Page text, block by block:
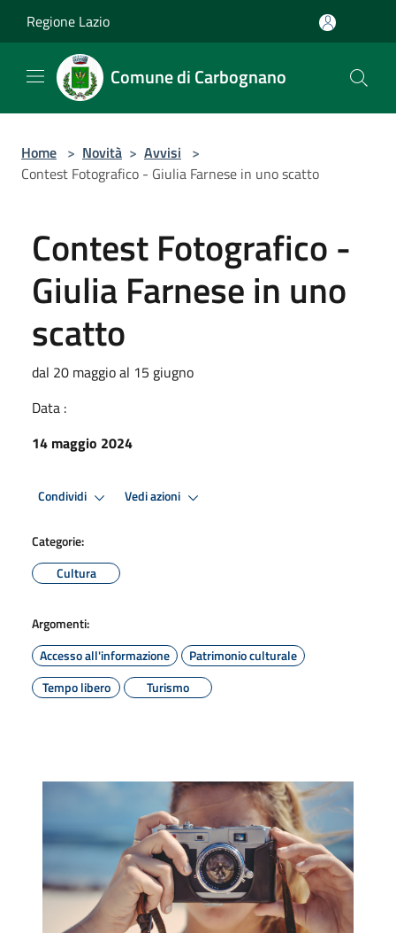
Regione Lazio
Comune di Carbognano
Home > Novità > Avvisi >
Contest Fotografico - Giulia Farnese in uno scatto
Contest Fotografico -
Giulia Farnese in uno
scatto
dal 20 maggio al 15 giugno
Data :
14 maggio 2024
Condividi Vedi azioni
Categorie:
Cultura
Argomenti:
Accesso all'informazione
Patrimonio culturale
Tempo libero
Turismo